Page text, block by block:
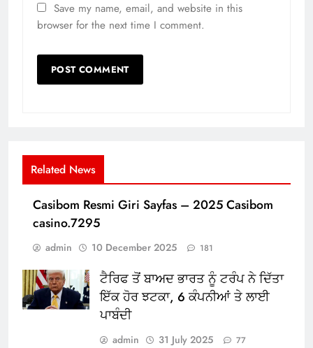
Save my name, email, and website in this
browser for the next time I comment.
Related News
Casibom Resmi Giri Sayfas – 2025 Casibom
casino.7295
admin 10 December 2025 181
ਟੈਰਿਫ ਤੋਂ ਬਾਅਦ ਭਾਰਤ ਨੂੰ ਟਰੰਪ ਨੇ ਦਿੱਤਾ
ਇੱਕ ਹੋਰ ਝਟਕਾ, 6 ਕੰਪਨੀਆਂ ਤੇ ਲਾਈ
ਪਾਬੰਦੀ
admin 31 July 2025 77